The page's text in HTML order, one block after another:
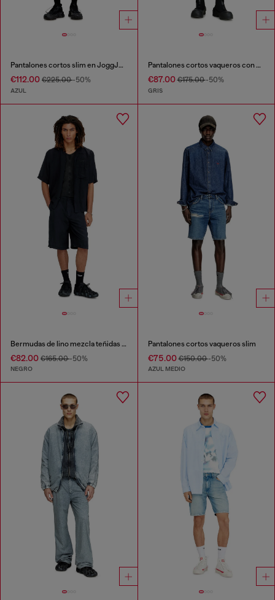
Pantalones cortos slim en JoggJeans limpio
€112.00 €225.00-50%
AZUL
Pantalones cortos vaqueros con dobladillos deshilachados
€87.00€175.00-50%
GRIS
Bermudas de lino mezcla teñidas en prenda
€82.00 €165.00-50%
NEGRO
Pantalones cortos vaqueros slim
€75.00€150.00-50%
AZUL MEDIO